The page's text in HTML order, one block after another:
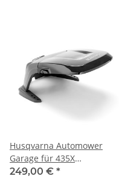
Husqvarna Automower
Garage für 435X
AWD/535AWD
249,00 € *